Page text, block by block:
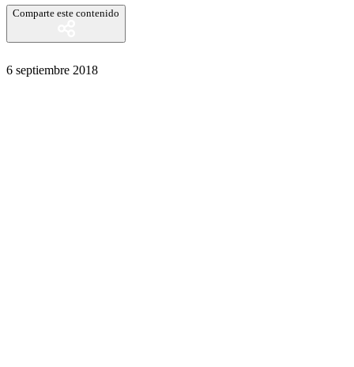
Comparte este contenido
6 septiembre 2018